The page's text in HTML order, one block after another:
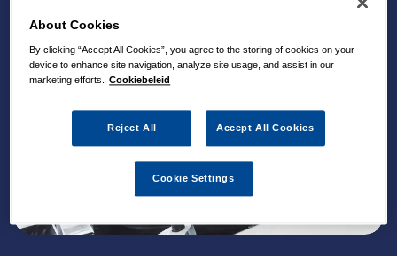
About Cookies
By clicking “Accept All Cookies”, you agree to the storing of cookies on your
device to enhance site navigation, analyze site usage, and assist in our
marketing efforts.
Cookiebeleid
Reject All Accept All Cookies
Cookie Settings